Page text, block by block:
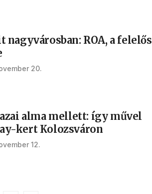
ROA, a felelős
20.
alma mellett: így művel
kert Kolozsváron
12.